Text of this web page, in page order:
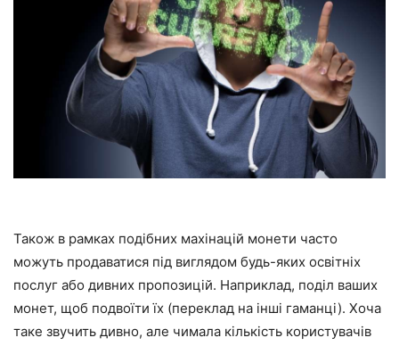
Також в рамках подібних махінацій монети часто
можуть продаватися під виглядом будь-яких освітніх
послуг або дивних пропозицій. Наприклад, поділ ваших
монет, щоб подвоїти їх (переклад на інші гаманці). Хоча
таке звучить дивно, але чимала кількість користувачів